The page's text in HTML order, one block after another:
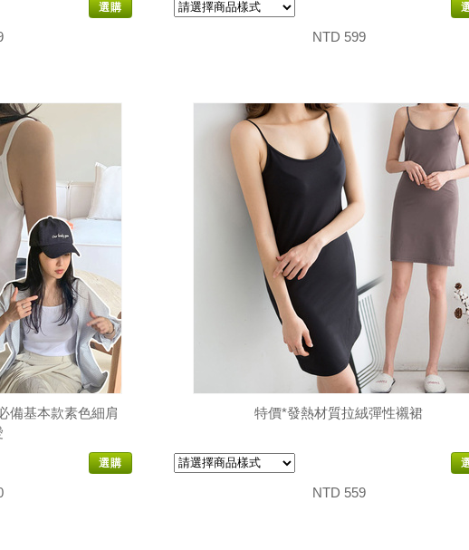
選購
NTD 599
備基本款素色細肩
選購
特價*發熱材質拉絨彈性襯裙
NTD 559